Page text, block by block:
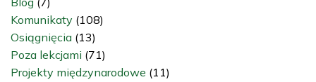
Komunikaty (108)
Osiągnięcia (13)
Poza lekcjami (71)
Projekty międzynarodowe (11)